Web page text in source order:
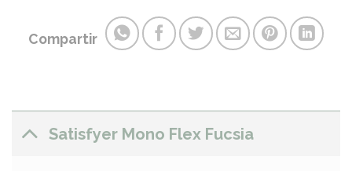
Compartir
Satisfyer Mono Flex Fucsia